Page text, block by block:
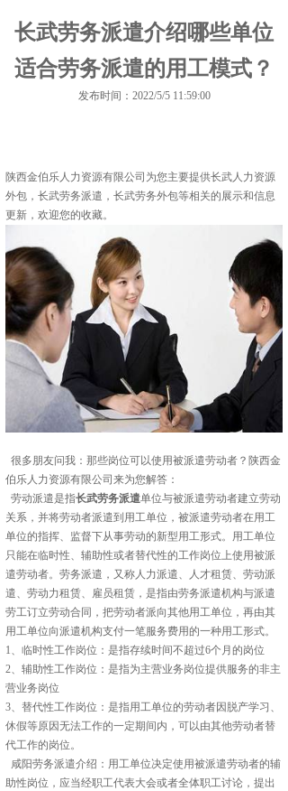
长武劳务派遣介绍哪些单位
适合劳务派遣的用工模式？
发布时间：2022/5/5 11:59:00
陕西金伯乐人力资源有限公司为您主要提供长武人力资源
外包 ，长武劳务派遣，长武劳务外包等相关的展示和信息
更新，欢迎您的收藏。
很多朋友问我：那些岗位可以使用被派遣劳动者？陕西金
伯乐人力资源有限公司来为您解答：
劳动派遣是指长武劳务派遣单位与被派遣劳动者建立劳动
关系，并将劳动者派遣到用工单位，被派遣劳动者在用工
单位的指挥、监督下从事劳动的新型用工形式。用工单位
只能在临时性、辅助性或者替代性的工作岗位上使用被派
遣劳动者。劳务派遣，又称人力派遣、人才租赁、劳动派
遣、劳动力租赁、雇员租赁，是指由劳务派遣机构与派遣
劳工订立劳动合同，把劳动者派向其他用工单位，再由其
用工单位向派遣机构支付一笔服务费用的一种用工形式。
1、临时性工作岗位：是指存续时间不超过6个月的岗位
2、辅助性工作岗位：是指为主营业务岗位提供服务的非主
营业务岗位
3、替代性工作岗位：是指用工单位的劳动者因脱产学习、
休假等原因无法工作的一定期间内，可以由其他劳动者替
代工作的岗位。
咸阳劳务派遣介绍：用工单位决定使用被派遣劳动者的辅
助性岗位，应当经职工代表大会或者全体职工讨论，提出